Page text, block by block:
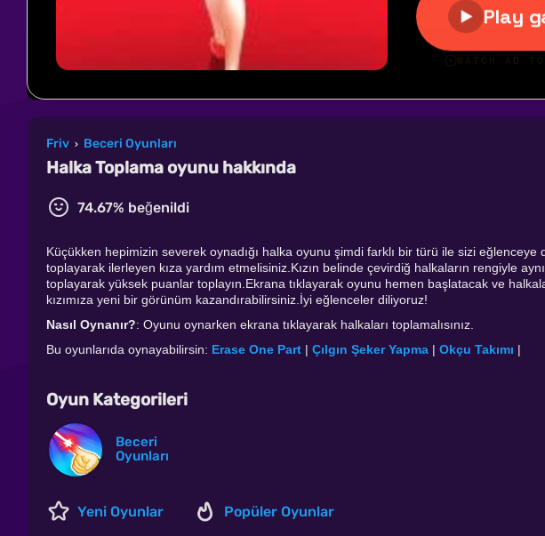
Friv › Beceri Oyunları
Halka Toplama oyunu hakkında
74.67% beğenildi
Küçükken hepimizin severek oynadığı halka oyunu şimdi farklı bir türü ile sizi
toplayarak ilerleyen kıza yardım etmelisiniz.Kızın belinde çevirdiğ halkaların rengiyle
toplayarak yüksek puanlar toplayın.Ekrana tıklayarak oyunu hemen başlatacak ve
kızımıza yeni bir görünüm kazandırabilirsiniz.İyi eğlenceler diliyoruz!
Nasıl Oynanır?: Oyunu oynarken ekrana tıklayarak halkaları toplamalısınız.
Bu oyunlarıda oynayabilirsin: Erase One Part | Çılgın Şeker Yapma | Okçu Takımı |
Oyun Kategorileri
Beceri
Oyunları
Yeni Oyunlar Popüler Oyunlar